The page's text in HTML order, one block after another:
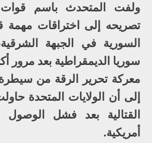
ولفت المتحدث باسم قوات
تصريحه إلى اختراقات مهمة
السورية في الجبهة
معركة تحرير الرقة من
إلى أن الولايات المتحدة
القتالية بعد فشل
أمريكية.